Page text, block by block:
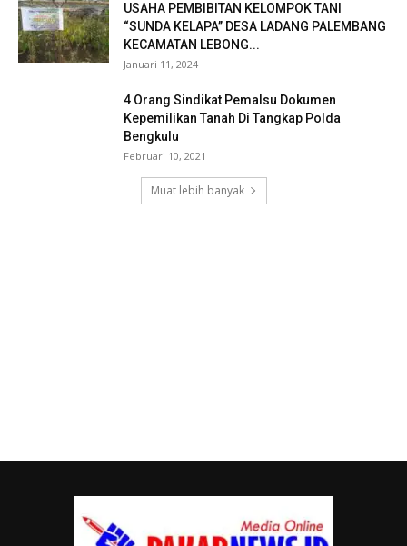
USAHA PEMBIBITAN KELOMPOK TANI
“SUNDA KELAPA’’ DESA LADANG PALEMBANG
KECAMATAN LEBONG...
Januari 11, 2024
4 Orang Sindikat Pemalsu Dokumen
Kepemilikan Tanah Di Tangkap Polda
Bengkulu
Februari 10, 2021
Muat lebih banyak